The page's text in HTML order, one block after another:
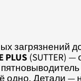
загрязнений
PLUS (SUTTER)